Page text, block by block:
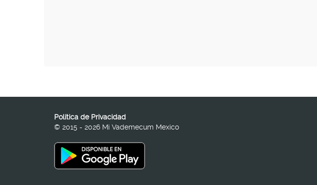
Política de Privacidad
© 2015 - 2026 Mi Vademecum Mexico